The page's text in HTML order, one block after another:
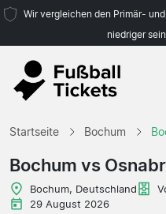
Wir vergleichen den Primär-
niedriger
Startseite Bochum
Bochum vs
Bochum, Deutschland
29 August 2026